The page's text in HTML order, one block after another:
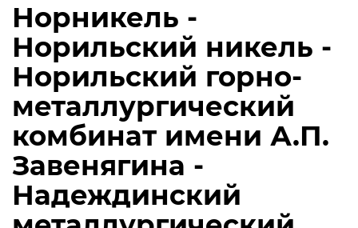
Норникель -
Норильский никель -
Норильский горно-
металлургический
комбинат имени А.П.
Завенягина -
Надеждинский